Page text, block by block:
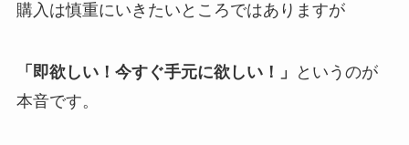
購入は慎重にいきたいところではありますが
「即欲しい！今すぐ手元に欲しい！」
というのが
本音です。